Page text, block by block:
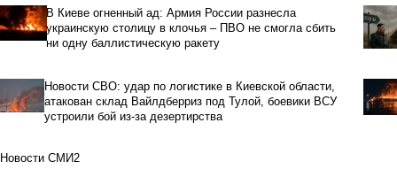
В Киеве огненный ад: Армия России разнесла
украинскую столицу в клочья – ПВО не смогла сбить
ни одну баллистическую ракету
Новости СВО: удар по логистике в Киевской области,
атакован склад Вайлдберриз под Тулой, боевики ВСУ
устроили бой из-за дезертирства
Новости СМИ2